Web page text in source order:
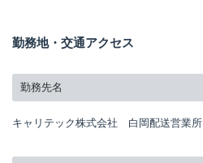
勤務地・交通アクセス
勤務先名
キャリテック株式会社 白岡配送営業所